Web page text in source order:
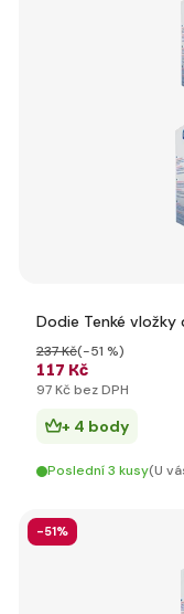
Dodie Tenké
117 Kč
237 Kč(-51 %)
97 Kč bez DPH
+ 4 body
Poslední 3 kusy(U
-51%